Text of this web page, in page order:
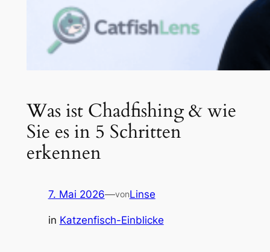
Was ist Chadfishing & wie
Sie es in 5 Schritten
erkennen
7. Mai 2026—vonLinse
in Katzenfisch-Einblicke